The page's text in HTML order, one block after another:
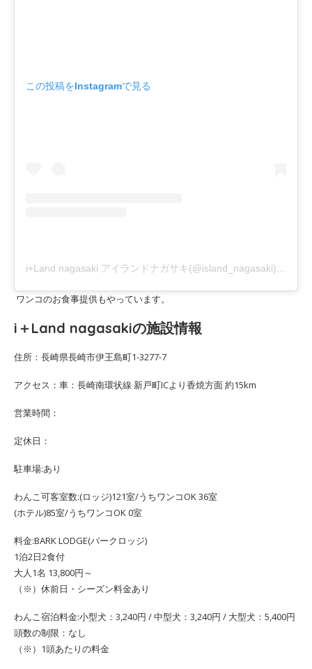
この投稿をInstagramで見る
i+Land nagasaki アイランドナガサキ(@island_nagasaki)がシェアした投稿
ワンコのお食事提供もやっています。
i＋Land nagasakiの施設情報
住所：長崎県長崎市伊王島町1-3277-7
アクセス：車：長崎南環状線 新戸町ICより香焼方面 約15km
営業時間：
定休日：
駐車場:あり
わんこ可客室数:(ロッジ)121室/うちワンコOK 36室
(ホテル)85室/うちワンコOK 0室
料金:BARK LODGE(バークロッジ)
1泊2日2食付
大人1名 13,800円～
（※）休前日・シーズン料金あり
わんこ宿泊料金:小型犬：3,240円 / 中型犬：3,240円 / 大型犬：5,400円
頭数の制限：なし
（※）1頭あたりの料金